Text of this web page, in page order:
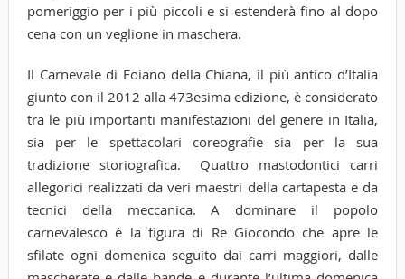
pomeriggio per i più piccoli e si estenderà fino al dopo
cena con un veglione in maschera.
Il Carnevale di Foiano della Chiana, il più antico d’Italia
giunto con il 2012 alla 473esima edizione, è considerato
tra le più importanti manifestazioni del genere in Italia,
sia per le spettacolari coreografie sia per la sua
tradizione storiografica. Quattro mastodontici carri
allegorici realizzati da veri maestri della cartapesta e da
tecnici della meccanica. A dominare il popolo
carnevalesco è la figura di Re Giocondo che apre le
sfilate ogni domenica seguito dai carri maggiori, dalle